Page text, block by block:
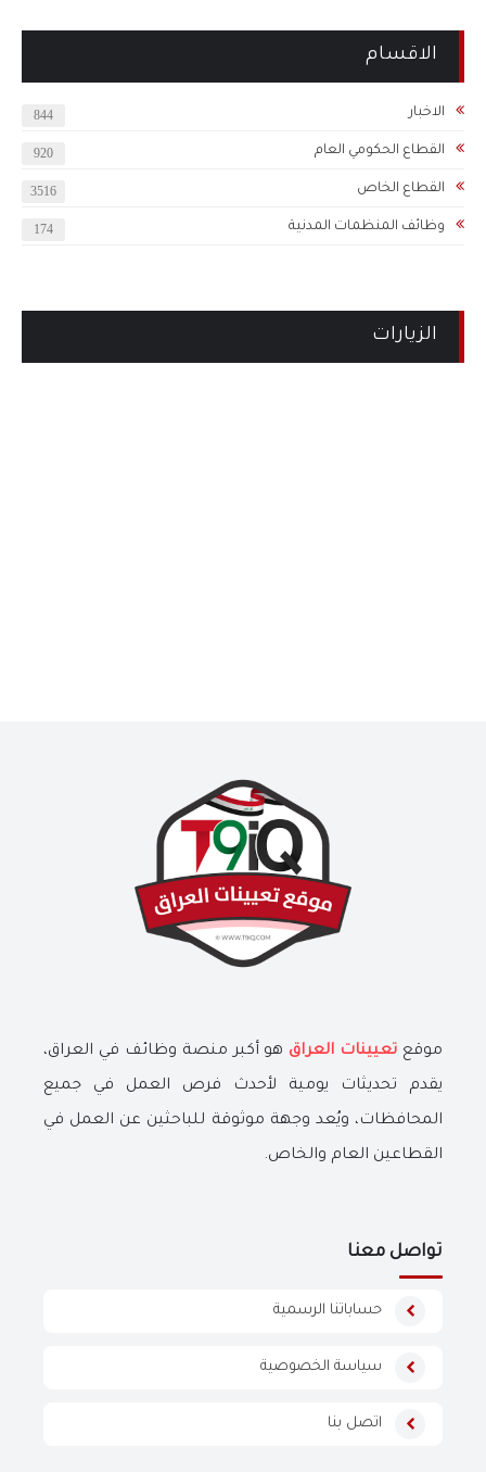
الاقسام
الاخبار 844
القطاع الحكومي العام 920
القطاع الخاص 3516
وظائف المنظمات المدنية 174
الزيارات
موقع تعيينات العراق هو أكبر منصة وظائف في العراق،
يقدم تحديثات يومية لأحدث فرص العمل في جميع
المحافظات، ويُعد وجهة موثوقة للباحثين عن العمل في
القطاعين العام والخاص.
تواصل معنا
حساباتنا الرسمية
سياسة الخصوصية
اتصل بنا